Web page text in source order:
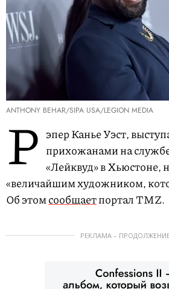
ANTHONY BEHAR/SIPA USA/LEGION MEDIA
Р эпер Канье Уэст,
прихожанами на
«Лейквуд» в Хьюстоне,
«величайшим художником,
Об этомсообщаетпортал TMZ.
РЕКЛАМА –